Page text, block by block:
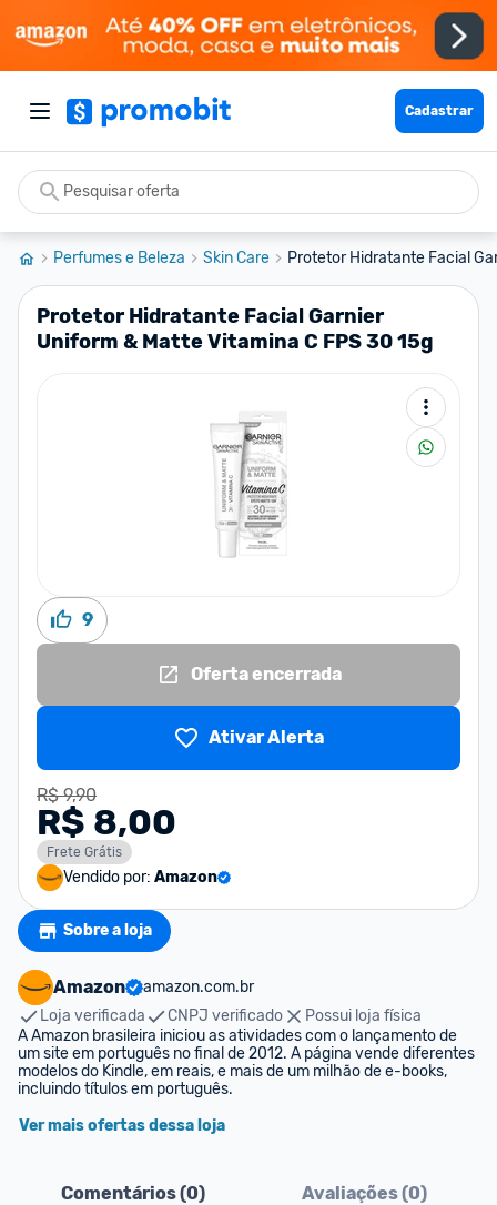
Cadastrar
Perfumes e Beleza Skin Care Protetor Hidratante Facial
Protetor Hidratante Facial Garnier
Uniform & Matte Vitamina C FPS 30 15g
9
Oferta encerrada
Ativar Alerta
R$ 9,90
R$ 8,00
Frete Grátis
Vendido por: Amazon
Sobre a loja
Amazon
amazon.com.br
Loja verificada
CNPJ verificado
Possui loja física
A Amazon brasileira iniciou as atividades com o lançamento de
um site em português no final de 2012. A página vende diferentes
modelos do Kindle, em reais, e mais de um milhão de e-books,
incluindo títulos em português.
Ver mais ofertas dessa loja
Comentários (0) Avaliações (0)